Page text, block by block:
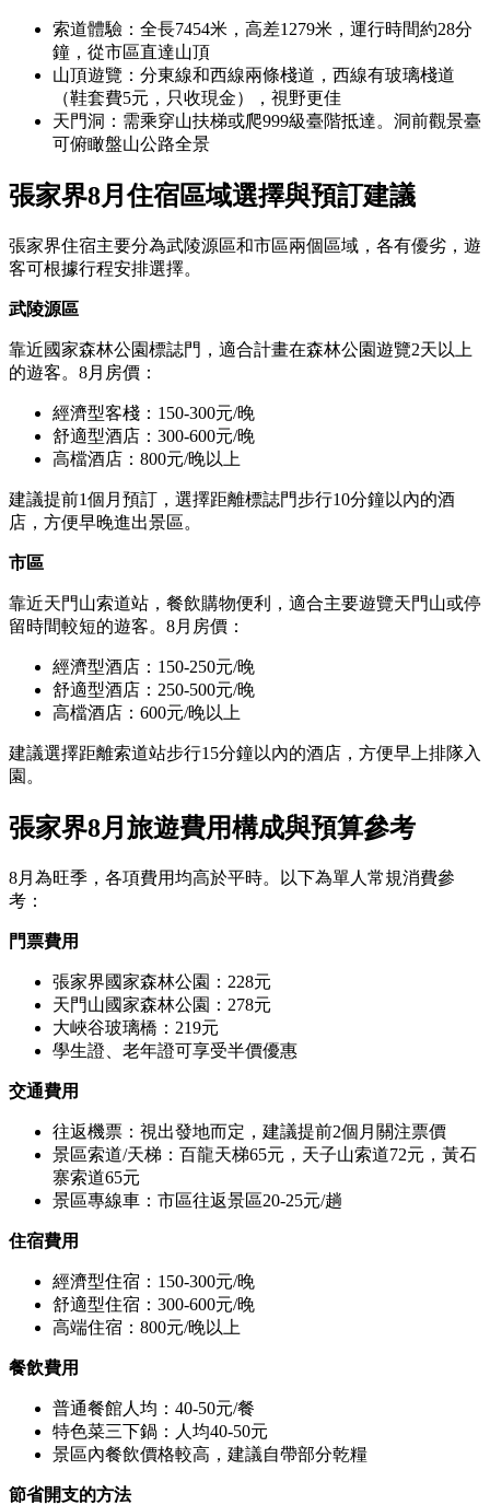
索道體驗：全長7454米，高差1279米，運行時間約28分
鐘，從市區直達山頂
山頂遊覽：分東線和西線兩條棧道，西線有玻璃棧道
（鞋套費5元，只收現金），視野更佳
天門洞：需乘穿山扶梯或爬999級臺階抵達。洞前觀景臺
可俯瞰盤山公路全景
張家界8月住宿區域選擇與預訂建議
張家界住宿主要分為武陵源區和市區兩個區域，各有優劣，遊
客可根據行程安排選擇。
武陵源區
靠近國家森林公園標誌門，適合計畫在森林公園遊覽2天以上
的遊客。8月房價：
經濟型客棧：150-300元/晚
舒適型酒店：300-600元/晚
高檔酒店：800元/晚以上
建議提前1個月預訂，選擇距離標誌門步行10分鐘以內的酒
店，方便早晚進出景區。
市區
靠近天門山索道站，餐飲購物便利，適合主要遊覽天門山或停
留時間較短的遊客。8月房價：
經濟型酒店：150-250元/晚
舒適型酒店：250-500元/晚
高檔酒店：600元/晚以上
建議選擇距離索道站步行15分鐘以內的酒店，方便早上排隊入
園。
張家界8月旅遊費用構成與預算參考
8月為旺季，各項費用均高於平時。以下為單人常規消費參
考：
門票費用
張家界國家森林公園：228元
天門山國家森林公園：278元
大峽谷玻璃橋：219元
學生證、老年證可享受半價優惠
交通費用
往返機票：視出發地而定，建議提前2個月關注票價
景區索道/天梯：百龍天梯65元，天子山索道72元，黃石
寨索道65元
景區專線車：市區往返景區20-25元/趟
住宿費用
經濟型住宿：150-300元/晚
舒適型住宿：300-600元/晚
高端住宿：800元/晚以上
餐飲費用
普通餐館人均：40-50元/餐
特色菜三下鍋：人均40-50元
景區內餐飲價格較高，建議自帶部分乾糧
節省開支的方法